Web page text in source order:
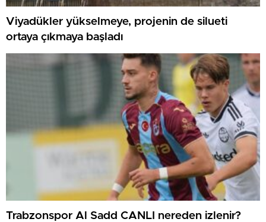
Viyadükler yükselmeye, projenin de silueti
ortaya çıkmaya başladı
Trabzonspor Al Sadd CANLI nereden izlenir?